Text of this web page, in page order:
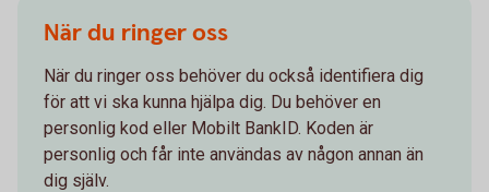
När du ringer oss
När du ringer oss behöver du också identifiera dig
för att vi ska kunna hjälpa dig. Du behöver en
personlig kod eller Mobilt BankID. Koden är
personlig och får inte användas av någon annan än
dig själv.